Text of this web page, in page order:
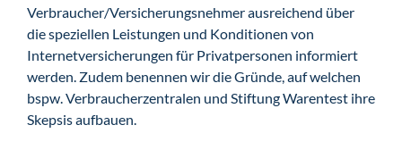
Verbraucher/Versicherungsnehmer ausreichend über
die speziellen Leistungen und Konditionen von
Internetversicherungen für Privatpersonen informiert
werden. Zudem benennen wir die Gründe, auf welchen
bspw. Verbraucherzentralen und Stiftung Warentest ihre
Skepsis aufbauen.